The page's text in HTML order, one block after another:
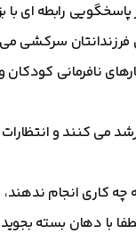
رابطه ای
فرزندانتان
نافرمانی کودکان
می کنند و
کاری انجام
با دهان بسته